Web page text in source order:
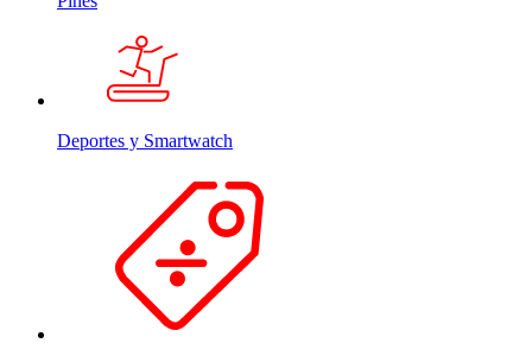
Deportes y Smartwatch